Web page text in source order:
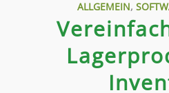
ALLGEMEIN,